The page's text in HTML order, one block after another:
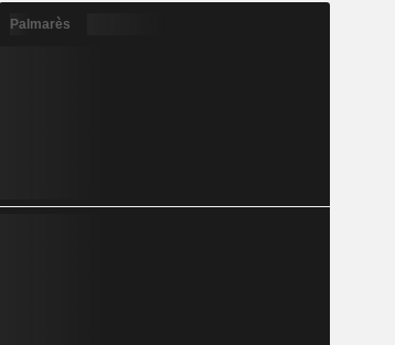
Palmarès